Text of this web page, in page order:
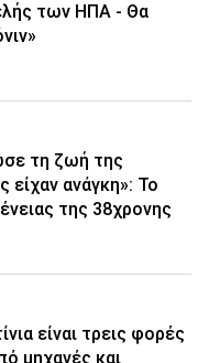
των ΗΠΑ - Θα
τη ζωή της
ανάγκη»: Το
της 38χρονης
είναι τρεις φορές
μηχανές και